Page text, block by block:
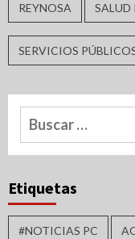
REYNOSA SALUD
SERVICIOS
Buscar:
Etiquetas
#NOTICIAS PC